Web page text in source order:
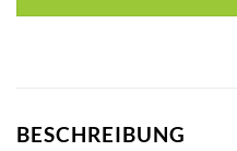
BESCHREIBUNG